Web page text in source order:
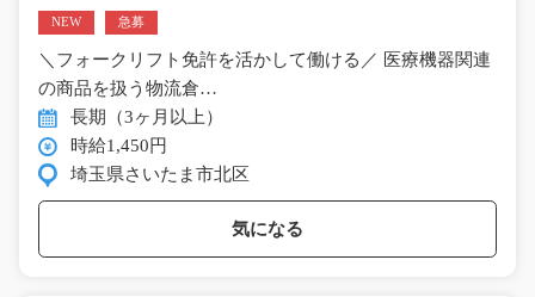
NEW 急募
＼フォークリフト免許を活かして働ける／ 医療機器関連
の商品を扱う物流倉…
長期（3ヶ月以上）
時給1,450円
埼玉県さいたま市北区
気になる